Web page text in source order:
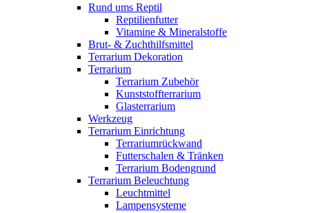
Rund ums Reptil
Reptilienfutter
Vitamine & Mineralstoffe
Brut- & Zuchthilfsmittel
Terrarium Dekoration
Terrarium
Terrarium Zubehör
Kunststoffterrarium
Glasterrarium
Werkzeug
Terrarium Einrichtung
Terrariumrückwand
Futterschalen & Tränken
Terrarium Bodengrund
Terrarium Beleuchtung
Leuchtmittel
Lampensysteme